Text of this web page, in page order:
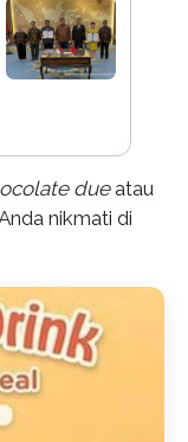
dueatau
nikmati di